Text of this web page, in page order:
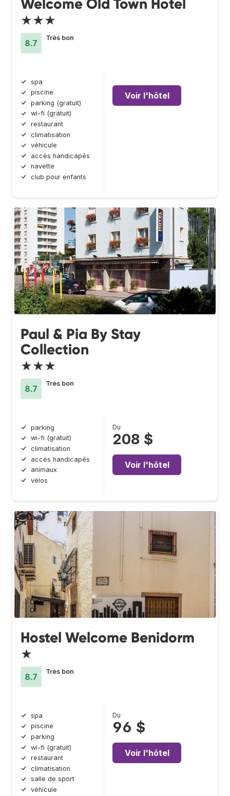
Welcome Old Town Hotel
★★★
8.7
Très bon
spa
piscine
parking (gratuit)
wi-fi (gratuit)
restaurant
climatisation
véhicule
accès handicapés
navette
club pour enfants
Voir l'hôtel
Paul & Pia By Stay
Collection
★★★
8.7
Très bon
parking
wi-fi (gratuit)
climatisation
accès handicapés
animaux
vélos
Du
208 $
Voir l'hôtel
Hostel Welcome Benidorm
★
8.7
Très bon
spa
piscine
parking
wi-fi (gratuit)
restaurant
climatisation
salle de sport
véhicule
Du
96 $
Voir l'hôtel